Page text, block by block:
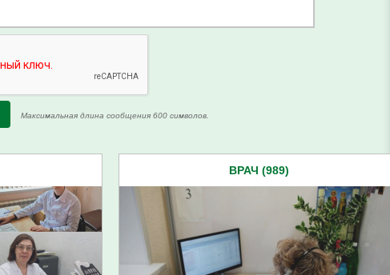
Максимальная длина сообщения 600 символов.
ВРАЧ (989)